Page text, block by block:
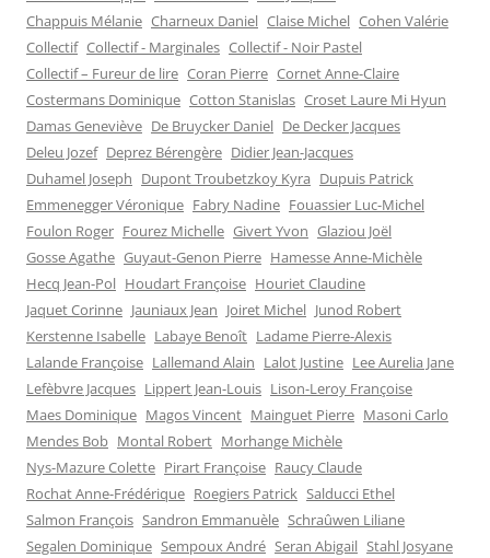
n
ê
r
e
)
Chappuis Mélanie Charneux Daniel Claise Michel Cohen Valérie
Collectif Collectif - Marginales Collectif - Noir Pastel
Collectif – Fureur de lire Coran Pierre Cornet Anne-Claire
Costermans Dominique Cotton Stanislas Croset Laure Mi Hyun
Damas Geneviève De Bruycker Daniel De Decker Jacques
Deleu Jozef Deprez Bérengère Didier Jean-Jacques
Duhamel Joseph Dupont Troubetzkoy Kyra Dupuis Patrick
Emmenegger Véronique Fabry Nadine Fouassier Luc-Michel
Foulon Roger Fourez Michelle Givert Yvon Glaziou Joël
Gosse Agathe Guyaut-Genon Pierre Hamesse Anne-Michèle
Hecq Jean-Pol Houdart Françoise Houriet Claudine
Jaquet Corinne Jauniaux Jean Joiret Michel Junod Robert
Kerstenne Isabelle Labaye Benoît Ladame Pierre-Alexis
Lalande Françoise Lallemand Alain Lalot Justine Lee Aurelia Jane
Lefèbvre Jacques Lippert Jean-Louis Lison-Leroy Françoise
Maes Dominique Magos Vincent Mainguet Pierre Masoni Carlo
Mendes Bob Montal Robert Morhange Michèle
Nys-Mazure Colette Pirart Françoise Raucy Claude
Rochat Anne-Frédérique Roegiers Patrick Salducci Ethel
Salmon François Sandron Emmanuèle Schraûwen Liliane
Segalen Dominique Sempoux André Seran Abigail Stahl Josyane